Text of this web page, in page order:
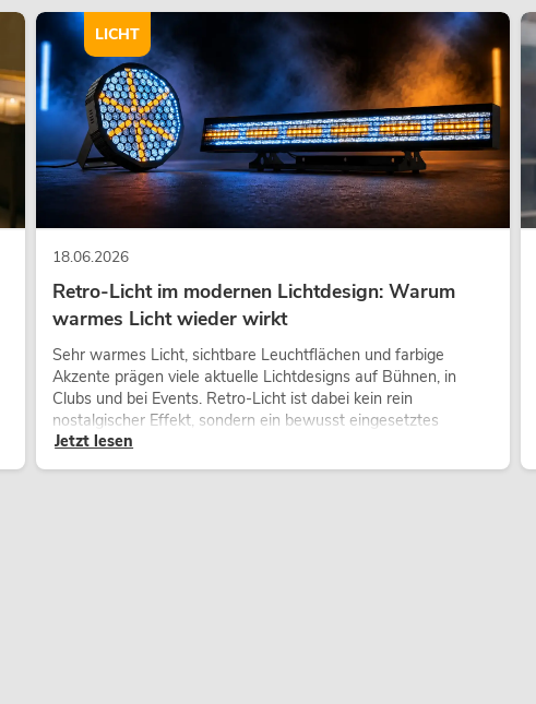
18.06.2026
Retro-Licht im modernen Lichtdesign: Warum
warmes Licht wieder wirkt
Sehr warmes Licht, sichtbare Leuchtflächen und farbige
Akzente prägen viele aktuelle Lichtdesigns auf Bühnen, in
Clubs und bei Events. Retro-Licht ist dabei kein rein
nostalgischer Effekt, sondern ein bewusst eingesetztes
Gestaltungsmittel: Es schafft Atmosphäre, gibt Szenen
Charakter und kann technische LED-Setups emotionaler
Jetzt lesen
LICHT